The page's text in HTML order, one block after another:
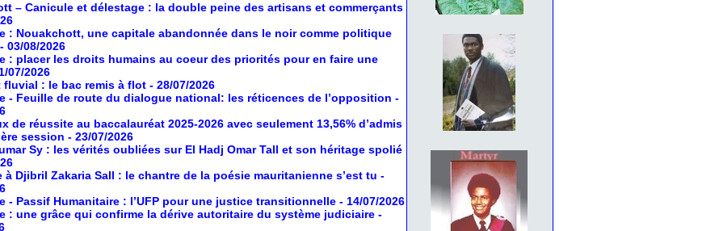
– Canicule et délestage : la double peine des artisans et commerçants
: Nouakchott, une capitale abandonnée dans le noir comme politique
- 03/08/2026
: placer les droits humains au coeur des priorités pour en faire une
07/2026
fluvial : le bac remis à flot - 28/07/2026
- Feuille de route du dialogue national: les réticences de l’opposition -
de réussite au baccalauréat 2025-2026 avec seulement 13,56% d’admis
session - 23/07/2026
Sy : les vérités oubliées sur El Hadj Omar Tall et son héritage spolié
à Djibril Zakaria Sall : le chantre de la poésie mauritanienne s’est tu -
- Passif Humanitaire : l’UFP pour une justice transitionnelle - 14/07/2026
: une grâce qui confirme la dérive autoritaire du système judiciaire -